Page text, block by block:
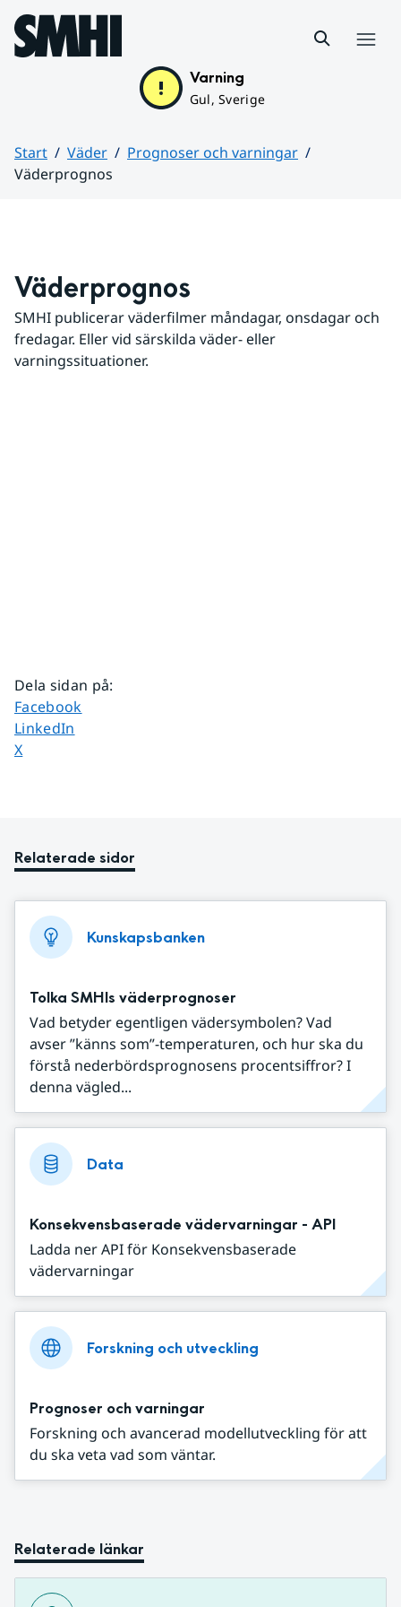
Hoppa till sidans innehåll
Varning
Gul, Sverige
Start Väder
Prognoser och varningar
Väderprognos
Väderprognos
SMHI publicerar väderfilmer måndagar, onsdagar och
fredagar. Eller vid särskilda väder- eller
varningssituationer.
Dela sidan på:
Dela sidan på
Facebook
Dela sidan på
LinkedIn
Dela sidan på
X
Relaterade sidor
Kunskapsbanken
Tolka SMHIs väderprognoser
Vad betyder egentligen vädersymbolen? Vad
avser ”känns som”-temperaturen, och hur ska du
förstå nederbördsprognosens procentsiffror? I
denna vägled...
Data
Konsekvensbaserade vädervarningar - API
Ladda ner API för Konsekvensbaserade
vädervarningar
Forskning och utveckling
Prognoser och varningar
Forskning och avancerad modellutveckling för att
du ska veta vad som väntar.
Relaterade länkar